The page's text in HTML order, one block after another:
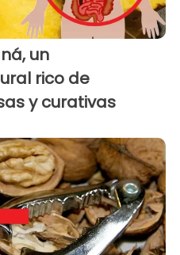
un
rico de
y curativas